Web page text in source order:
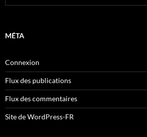
MÉTA
Connexion
Flux des publications
Flux des commentaires
Site de WordPress-FR